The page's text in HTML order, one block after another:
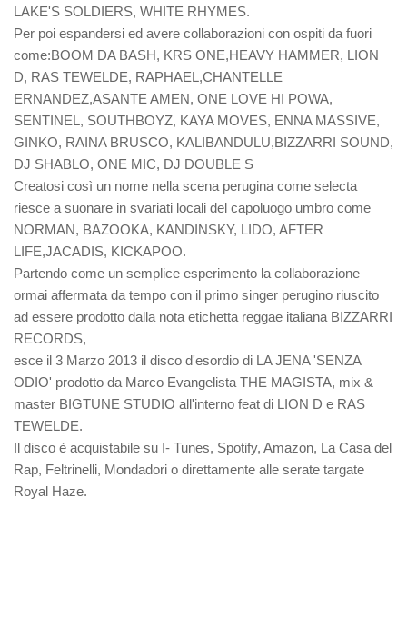
LAKE'S SOLDIERS, WHITE RHYMES.
Per poi espandersi ed avere collaborazioni con ospiti da fuori
come:BOOM DA BASH, KRS ONE,HEAVY HAMMER, LION
D, RAS TEWELDE, RAPHAEL,CHANTELLE
ERNANDEZ,ASANTE AMEN, ONE LOVE HI POWA,
SENTINEL, SOUTHBOYZ, KAYA MOVES, ENNA MASSIVE,
GINKO, RAINA BRUSCO, KALIBANDULU,BIZZARRI SOUND,
DJ SHABLO, ONE MIC, DJ DOUBLE S
Creatosi così un nome nella scena perugina come selecta
riesce a suonare in svariati locali del capoluogo umbro come
NORMAN, BAZOOKA, KANDINSKY, LIDO, AFTER
LIFE,JACADIS, KICKAPOO.
Partendo come un semplice esperimento la collaborazione
ormai affermata da tempo con il primo singer perugino riuscito
ad essere prodotto dalla nota etichetta reggae italiana BIZZARRI
RECORDS,
esce il 3 Marzo 2013 il disco d'esordio di LA JENA 'SENZA
ODIO' prodotto da Marco Evangelista THE MAGISTA, mix &
master BIGTUNE STUDIO all'interno feat di LION D e RAS
TEWELDE.
Il disco è acquistabile su I- Tunes, Spotify, Amazon, La Casa del
Rap, Feltrinelli, Mondadori o direttamente alle serate targate
Royal Haze.